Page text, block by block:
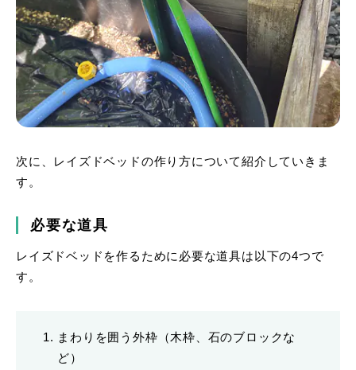
次に、レイズドベッドの作り方について紹介していきま
す。
必要な道具
レイズドベッドを作るために必要な道具は以下の4つで
す。
まわりを囲う外枠（木枠、石のブロックな
ど）